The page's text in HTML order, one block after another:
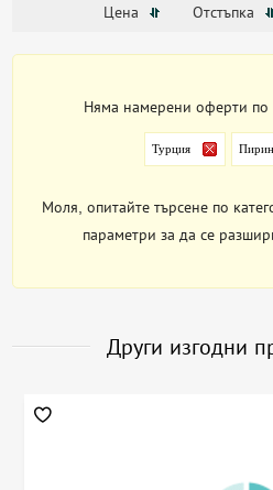
Цена Отстъпка
Няма намерени оферти по
Турция
Моля, опитайте търсене по
параметри за да се
Други изгодни